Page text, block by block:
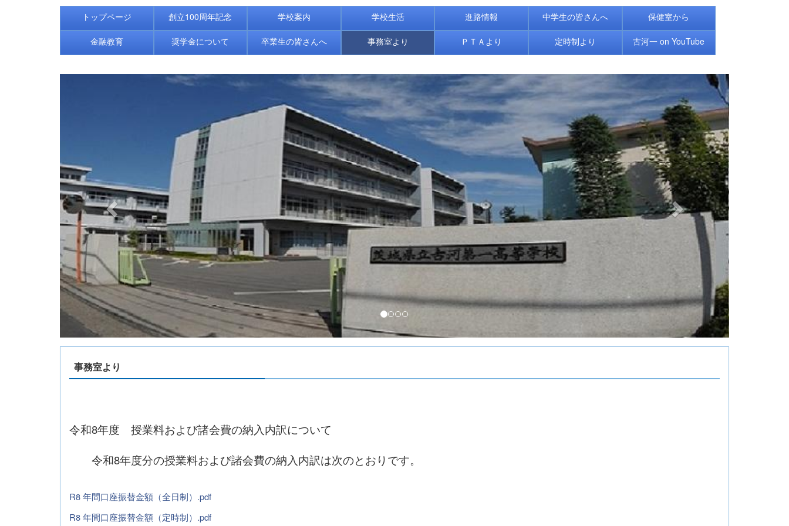
トップページ 創立100周年記念 学校案内 学校生活 進路情報 中学生の皆さんへ 保健室から
金融教育 奨学金について 卒業生の皆さんへ 事務室より ＰＴＡより 定時制より 古河一 on YouTube
u
s
e
x
t
事務室より
令和8年度 授業料および諸会費の納入内訳について
令和8年度分の授業料および諸会費の納入内訳は次のとおりです。
R8 年間口座振替金額（全日制）.pdf
R8 年間口座振替金額（定時制）.pdf